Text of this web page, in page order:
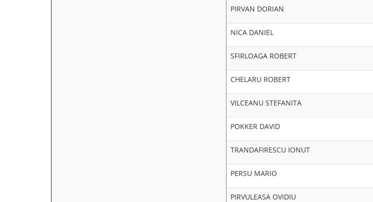
PIRVAN DORIAN
NICA DANIEL
SFIRLOAGA ROBERT
CHELARU ROBERT
VILCEANU STEFANITA
POKKER DAVID
TRANDAFIRESCU IONUT
PERSU MARIO
PIRVULEASA OVIDIU